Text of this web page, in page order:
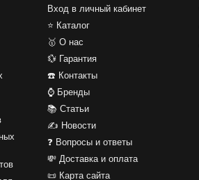
Вход в личный кабинет
⭐ Каталог
🥇 О нас
💱 Гарантия
☎️ Контакты
⌚ Бренды
📚 Статьи
✍ Новости
❓ Вопросы и ответы
💸 Доставка и оплата
📜 Карта сайта